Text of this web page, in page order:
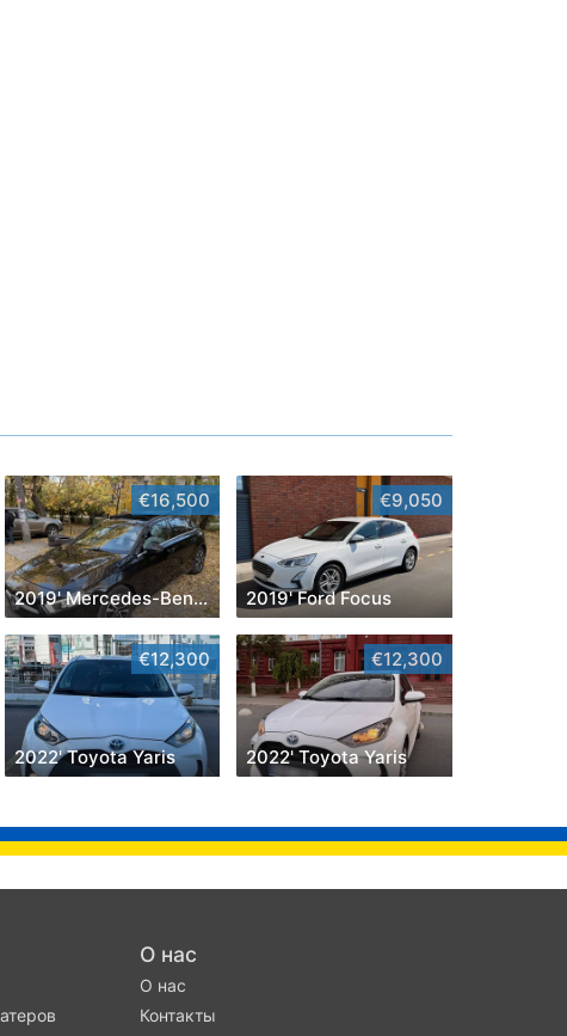
€16,500
2019' Mercedes-Benz A-Class
€9,050
2019' Ford Focus
€12,300
2022' Toyota Yaris
€12,300
2022' Toyota Yaris
О нас
О нас
Контакты